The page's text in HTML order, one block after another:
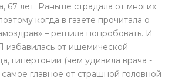
67 лет. Раньше страдала от многих
когда в газете прочитала о
– решила попробовать. И
избавилась от ишемической
гипертонии (чем удивила врача -
самое главное от страшной головной